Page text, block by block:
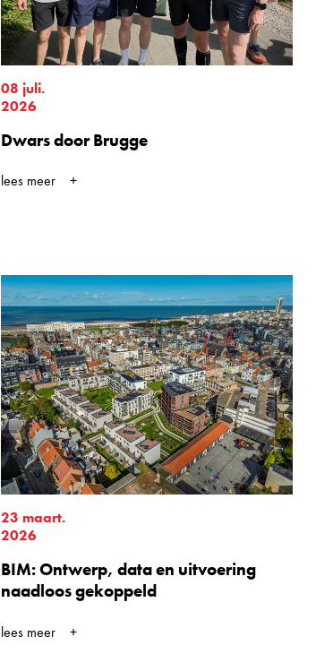
08 juli.
2026
Dwars door Brugge
lees meer
23 maart.
2026
BIM: Ontwerp, data en uitvoering
naadloos gekoppeld
lees meer